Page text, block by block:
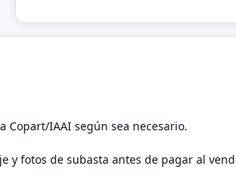
Copart/IAAI según sea necesario.
fotos de subasta antes de pagar al